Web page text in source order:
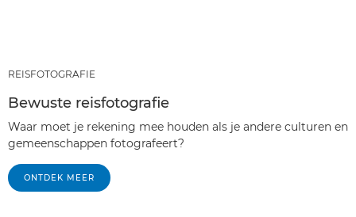
REISFOTOGRAFIE
Bewuste reisfotografie
Waar moet je rekening mee houden als je andere culturen en
gemeenschappen fotografeert?
ONTDEK MEER